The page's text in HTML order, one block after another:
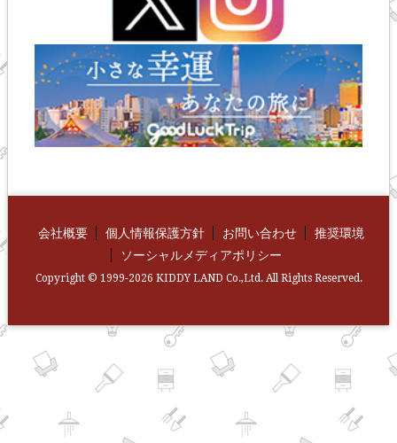
会社概要 個人情報保護方針 お問い合わせ
推奨環境
ソーシャルメディアポリシー
Copyright © 1999-2026 KIDDY LAND Co.,Ltd. All Rights Reserved.